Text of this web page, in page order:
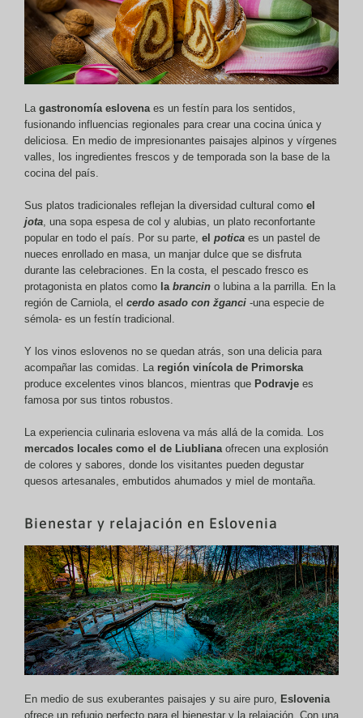
La gastronomía eslovenaes un festín para los sentidos,
fusionando influencias regionales para crear una cocina única y
deliciosa. En medio de impresionantes paisajes alpinos y vírgenes
valles, los ingredientes frescos y de temporada son la base de la
cocina del país.
Sus platos tradicionales reflejan la diversidad cultural como el
jota, una sopa espesa de col y alubias, un plato reconfortante
popular en todo el país. Por su parte, el potica es un pastel de
nueces enrollado en masa, un manjar dulce que se disfruta
durante las celebraciones. En la costa, el pescado fresco es
protagonista en platos como la brancin o lubina a la parrilla. En la
región de Carniola, el cerdo asado con žganci -una especie de
sémola- es un festín tradicional.
Y los vinos eslovenos no se quedan atrás, son una delicia para
acompañar las comidas. La región vinícola de Primorska
produce excelentes vinos blancos, mientras que Podravje es
famosa por sus tintos robustos.
La experiencia culinaria eslovena va más allá de la comida. Los
mercados locales como el de Liublianaofrecen una explosión
de colores y sabores, donde los visitantes pueden degustar
quesos artesanales, embutidos ahumados y miel de montaña.
Bienestar y relajación en Eslovenia
En medio de sus exuberantes paisajes y su aire puro, Eslovenia
ofrece un refugio perfecto para el bienestar y la relajación. Con una